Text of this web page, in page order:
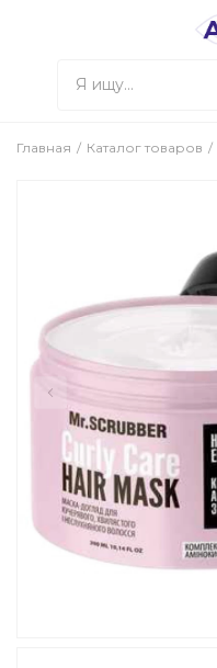
Главная Каталог товаров